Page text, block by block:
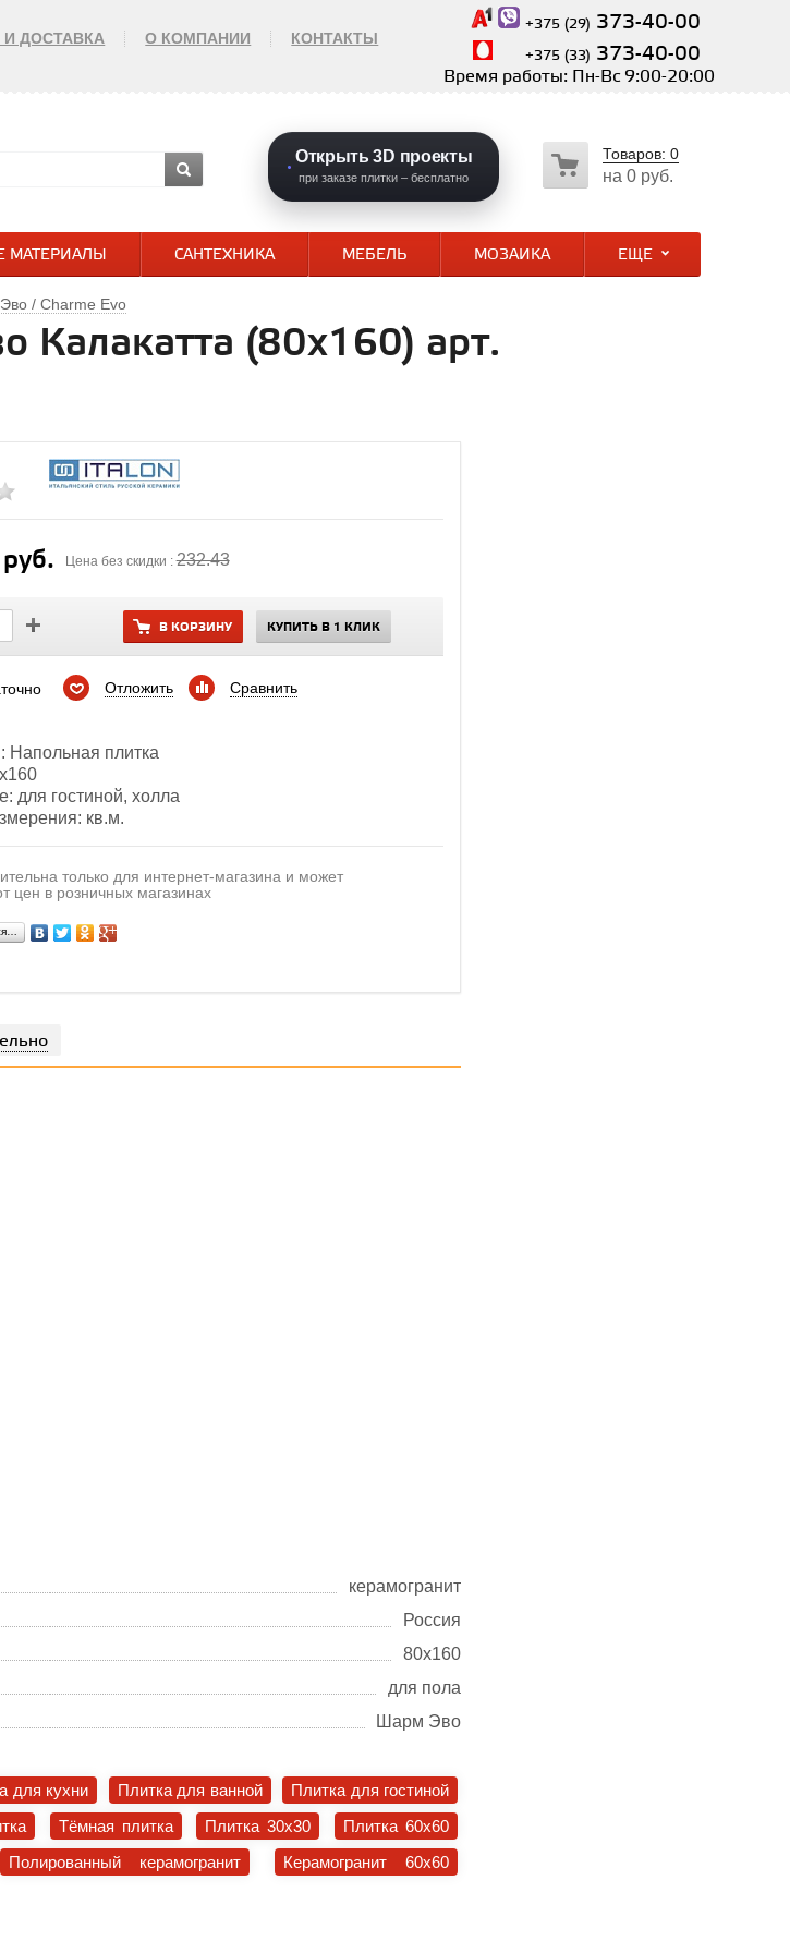
И ДОСТАВКА О КОМПАНИИ КОНТАКТЫ
+375 (29) 373-40-00
+375 (33) 373-40-00
Время работы: Пн-Вс 9:00-20:00
Открыть 3D проекты
при заказе плитки – бесплатно
Товаров: 0
на 0 руб.
МАТЕРИАЛЫ САНТЕХНИКА МЕБЕЛЬ МОЗАИКА ЕЩЕ
/ Charme Evo
Калакатта (80x160) арт.
Цена без скидки :232.43
В КОРЗИНУ КУПИТЬ В 1 КЛИК
Отложить Сравнить
Напольная плитка
для гостиной, холла
кв.м.
только для интернет-магазина и может
цен в розничных магазинах
керамогранит
Россия
80х160
для пола
Шарм Эво
для кухни Плитка для ванной
Плитка для гостиной
Тёмная плитка Плитка 30x30
Плитка 60x60
Полированный керамогранит
Керамогранит 60x60